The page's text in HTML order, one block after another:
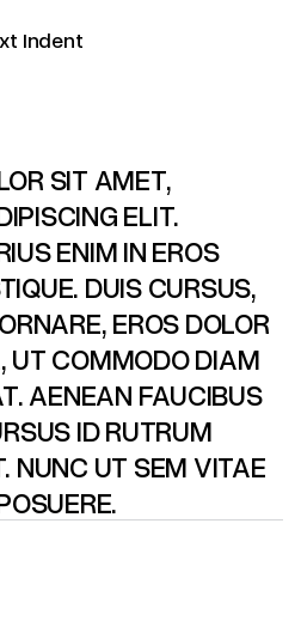
Indent
SIT AMET,
ELIT.
ENIM IN EROS
DUIS CURSUS,
EROS DOLOR
UT COMMODO DIAM
AENEAN FAUCIBUS
ID RUTRUM
NUNC UT SEM VITAE